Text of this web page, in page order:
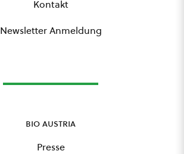
Kontakt
Newsletter Anmeldung
bio austria
Presse